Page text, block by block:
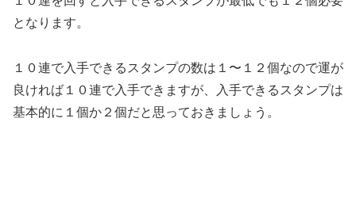
となります。
１０連で入手できるスタンプの数は１〜１２個なので運が
良ければ１０連で入手できますが、入手できるスタンプは
基本的に１個か２個だと思っておきましょう。